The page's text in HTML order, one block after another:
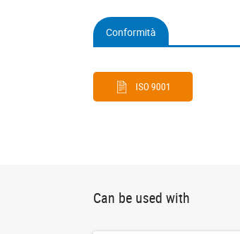
Conformità
(active
ISO 9001
Can be used with